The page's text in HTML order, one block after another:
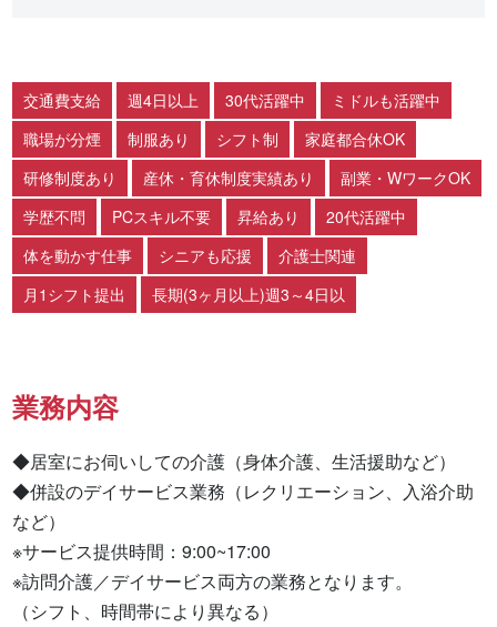
交通費支給 週4日以上 30代活躍中
ミドルも活躍中
職場が分煙
制服あり シフト制
家庭都合休OK
研修制度あり
産休・育休制度実績あり
副業・WワークOK
学歴不問
PCスキル不要 昇給あり
20代活躍中
体を動かす仕事
シニアも応援
介護士関連
月1シフト提出
長期(3ヶ月以上)週3～4日以
業務内容
◆居室にお伺いしての介護（身体介護、生活援助など）
◆併設のデイサービス業務（レクリエーション、入浴介助
など）
※サービス提供時間：9:00~17:00
※訪問介護／デイサービス両方の業務となります。
（シフト、時間帯により異なる）